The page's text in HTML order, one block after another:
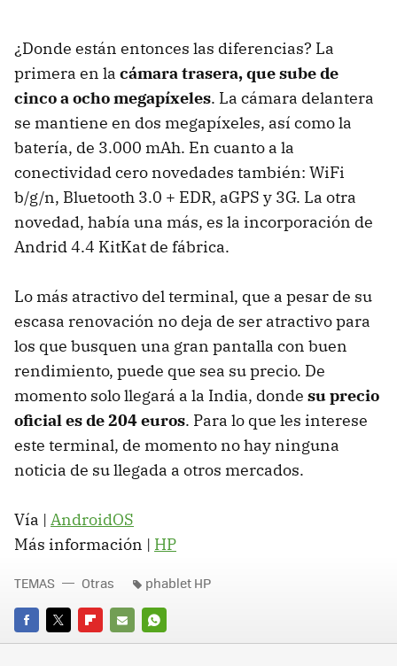
¿Donde están entonces las diferencias? La
primera en la cámara trasera, que sube de
cinco a ocho megapíxeles. La cámara delantera
se mantiene en dos megapíxeles, así como la
batería, de 3.000 mAh. En cuanto a la
conectividad cero novedades también: WiFi
b/g/n, Bluetooth 3.0 + EDR, aGPS y 3G. La otra
novedad, había una más, es la incorporación de
Andrid 4.4 KitKat de fábrica.
Lo más atractivo del terminal, que a pesar de su
escasa renovación no deja de ser atractivo para
los que busquen una gran pantalla con buen
rendimiento, puede que sea su precio. De
momento solo llegará a la India, donde su precio
oficial es de 204 euros. Para lo que les interese
este terminal, de momento no hay ninguna
noticia de su llegada a otros mercados.
Vía | AndroidOS
Más información | HP
FACEBOOK
TWITTERFLIPBOARD
E-
WHATSAPP
TEMAS Otras phablet HP